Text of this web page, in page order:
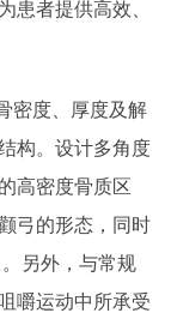
者提供高效、
密度、厚度及解
构。设计多角度
高密度骨质区
弓的形态，同时
另外，与常规
嚼运动中所承受